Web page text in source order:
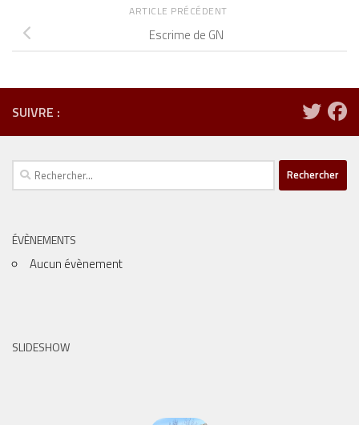
ARTICLE PRÉCÉDENT
Escrime de GN
SUIVRE :
Rechercher :
ÉVÈNEMENTS
Aucun évènement
SLIDESHOW